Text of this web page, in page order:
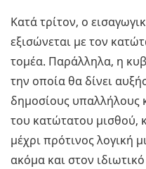
Κατά τρίτον, ο
εξισώνεται με τον
τομέα. Παράλληλα, η
την οποία θα δίνει
δημοσίους υπαλλήλους
του κατώτατου μισθού,
μέχρι πρότινος λογική
ακόμα και στον